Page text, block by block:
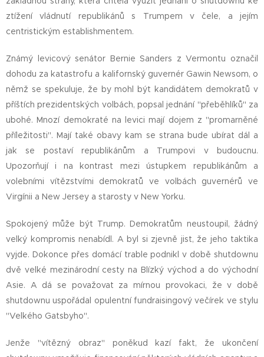
ztížení vládnutí republikánů s Trumpem v čele, a jejím
centristickým establishmentem.
Známý levicový senátor Bernie Sanders z Vermontu označil
dohodu za katastrofu a kalifornský guvernér Gawin Newsom, o
němž se spekuluje, že by mohl být kandidátem demokratů v
příštích prezidentských volbách, popsal jednání "přeběhlíků" za
ubohé. Mnozí demokraté na levici mají dojem z "promarněné
příležitosti". Mají také obavy kam se strana bude ubírat dál a
jak se postaví republikánům a Trumpovi v budoucnu.
Upozorňují i na kontrast mezi ústupkem republikánům a
volebními vítězstvími demokratů ve volbách guvernérů ve
Virgínii a New Jersey a starosty v New Yorku.
Spokojený může být Trump. Demokratům neustoupil, žádný
velký kompromis nenabídl. A byl si zjevně jist, že jeho taktika
vyjde. Dokonce přes domácí trable podnikl v době shutdownu
dvě velké mezinárodní cesty na Blízký východ a do východní
Asie. A dá se považovat za mírnou provokaci, že v době
shutdownu uspořádal opulentní fundraisingový večírek ve stylu
"Velkého Gatsbyho".
Jenže "vítězný obraz" poněkud kazí fakt, že ukončení